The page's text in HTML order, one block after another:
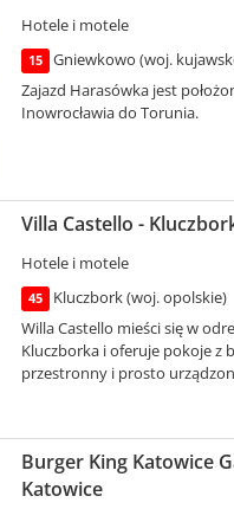
Hotele i motele
15
Gniewkowo (woj.
Zajazd Harasówka jest
Inowrocławia do Torunia.
Villa Castello -
Hotele i motele
45
Kluczbork (woj. opolskie)
Willa Castello mieści się w
Kluczborka i oferuje pokoje z
przestronny i prosto
Burger King Katowice
Katowice